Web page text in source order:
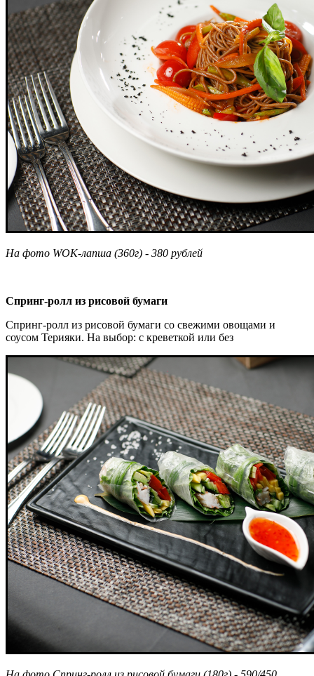
На фото WOK-лапша (360г) - 380 рублей
Спринг-ролл из рисовой бумаги
Спринг-ролл из рисовой бумаги со свежими овощами и
соусом Терияки. На выбор: с креветкой или без